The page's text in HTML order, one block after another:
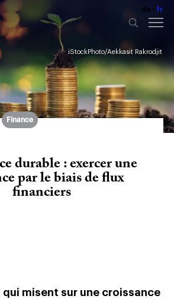
de fr
iStockPhoto/Aekkasit Rakrodjit
Finance
durable : exercer une
par le biais de flux
financiers
qui misent sur une croissance